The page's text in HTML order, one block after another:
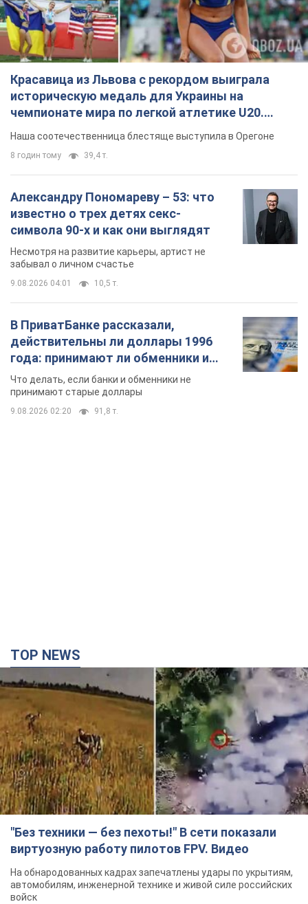
Красавица из Львова с рекордом выиграла
историческую медаль для Украины на
чемпионате мира по легкой атлетике U20.
Видео
Наша соотечественница блестяще выступила в Орегоне
8 годин тому 39,4 т.
Александру Пономареву – 53: что
известно о трех детях секс-
символа 90-х и как они выглядят
Несмотря на развитие карьеры, артист не
забывал о личном счастье
9.08.2026 04:01 10,5 т.
В ПриватБанке рассказали,
действительны ли доллары 1996
года: принимают ли обменники и
банки такие купюры
Что делать, если банки и обменники не
принимают старые доллары
9.08.2026 02:20 91,8 т.
TOP NEWS
"Без техники — без пехоты!" В сети показали
виртуозную работу пилотов FPV. Видео
На обнародованных кадрах запечатлены удары по укрытиям,
автомобилям, инженерной технике и живой силе российских
войск